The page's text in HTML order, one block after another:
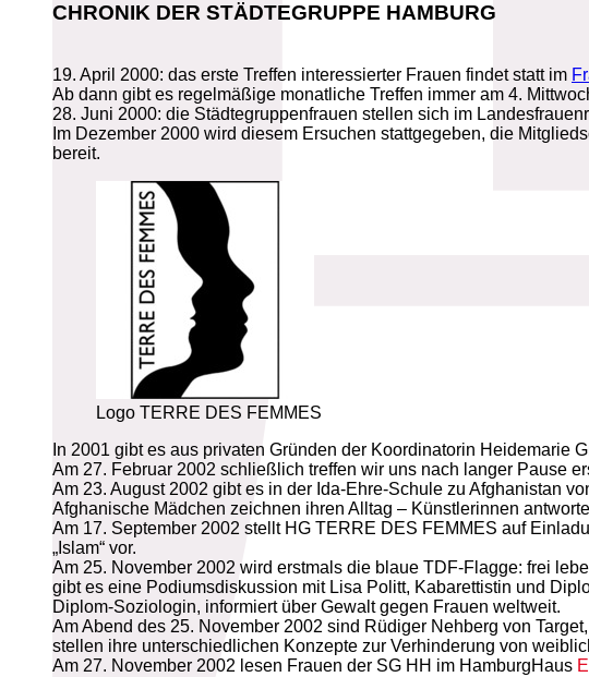
CHRONIK DER STÄDTEGRUPPE HAMBURG
19. April 2000: das erste Treffen interessierter Frauen findet statt im
Ab dann gibt es regelmäßige monatliche Treffen immer am 4.
28. Juni 2000: die Städtegruppenfrauen stellen sich im
Im Dezember 2000 wird diesem Ersuchen stattgegeben, die
bereit.
Logo TERRE DES FEMMES
In 2001 gibt es aus privaten Gründen der Koordinatorin Heidemarie
Am 27. Februar 2002 schließlich treffen wir uns nach langer Pause
Am 23. August 2002 gibt es in der Ida-Ehre-Schule zu Afghanistan
Afghanische Mädchen zeichnen ihren Alltag – Künstlerinnen
Am 17. September 2002 stellt HG TERRE DES FEMMES auf
„Islam“ vor.
Am 25. November 2002 wird erstmals die blaue TDF-Flagge: frei
gibt es eine Podiumsdiskussion mit Lisa Politt, Kabarettistin und
Diplom-Soziologin, informiert über Gewalt gegen Frauen weltweit.
Am Abend des 25. November 2002 sind Rüdiger Nehberg von
stellen ihre unterschiedlichen Konzepte zur Verhinderung von
Am 27. November 2002 lesen Frauen der SG HH im HamburgHaus